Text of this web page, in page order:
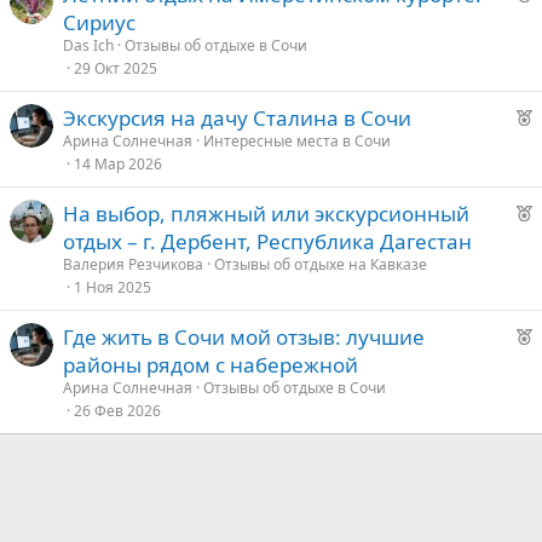
е
у
Сириус
Das Ich Отзывы об отдыхе в Сочи
29 Окт 2025
Р
о
у
Экскурсия на дачу Сталина в Сочи
Арина Солнечная
Интересные места в Сочи
14 Мар 2026
Р
е
е
На выбор, пляжный или экскурсионный
отдых – г. Дербент, Республика Дагестан
Валерия Резчикова Отзывы об отдыхе на Кавказе
1 Ноя 2025
Р
Где жить в Сочи мой отзыв: лучшие
районы рядом с набережной
Арина Солнечная Отзывы об отдыхе в Сочи
26 Фев 2026